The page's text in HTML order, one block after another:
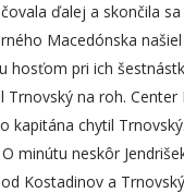
ďalej a skončila
Macedónska
hosťom pri ich
Trnovský na roh.
kapitána chytil
minútu neskôr
Kostadinov a